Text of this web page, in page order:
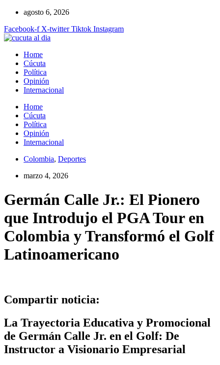
contenido
agosto 6, 2026
Facebook-f X-twitter Tiktok Instagram
Home
Cúcuta
Política
Opinión
Internacional
Home
Cúcuta
Política
Opinión
Internacional
Colombia, Deportes
marzo 4, 2026
Germán Calle Jr.: El Pionero
que Introdujo el PGA Tour en
Colombia y Transformó el Golf
Latinoamericano
Compartir noticia:
La Trayectoria Educativa y Promocional
de Germán Calle Jr. en el Golf: De
Instructor a Visionario Empresarial